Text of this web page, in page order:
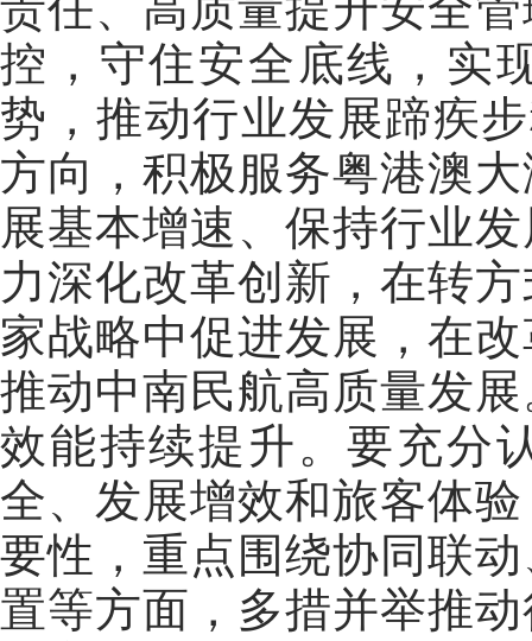
控，守住安全底线，实
势，推动行业发展蹄疾
方向，积极服务粤港澳
展基本增速、保持行业
力深化改革创新，在转
家战略中促进发展，在
推动中南民航高质量发
效能持续提升。要充分
全、发展增效和旅客体
要性，重点围绕协同联
置等方面，多措并举推